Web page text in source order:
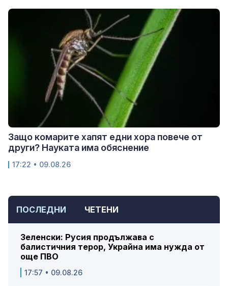
ПОСЛЕДНИ ЧЕТЕНИ
Зеленски: Русия продължава с
балистичния терор, Украйна има нужда от
още ПВО
17:57 • 09.08.26
Защо комарите хапят едни хора повече от
други? Науката има обяснение
17:22 • 09.08.26